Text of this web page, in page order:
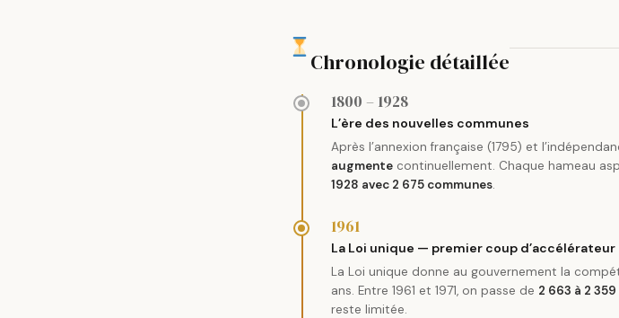
Chronologie détaillée
1800 – 1928
L’ère des nouvelles communes
Après l’annexion française (1795) et
augmente continuellement. Chaque hameau
1928 avec 2 675 communes.
1961
La Loi unique — premier coup d’accélérateur
La Loi unique donne au gouvernement la
ans. Entre 1961 et 1971, on passe de 2 663 à 2
reste limitée.